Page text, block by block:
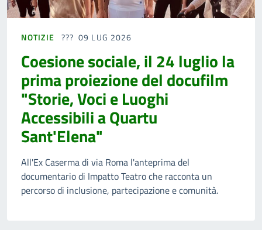
NOTIZIE 09 LUG 2026
Coesione sociale, il 24 luglio la
prima proiezione del docufilm
"Storie, Voci e Luoghi
Accessibili a Quartu
Sant'Elena"
All'Ex Caserma di via Roma l'anteprima del
documentario di Impatto Teatro che racconta un
percorso di inclusione, partecipazione e comunità.